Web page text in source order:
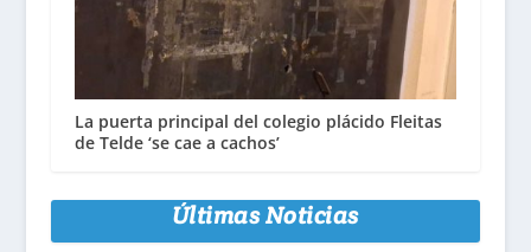
La puerta principal del colegio plácido Fleitas
de Telde ‘se cae a cachos’
Últimas Noticias